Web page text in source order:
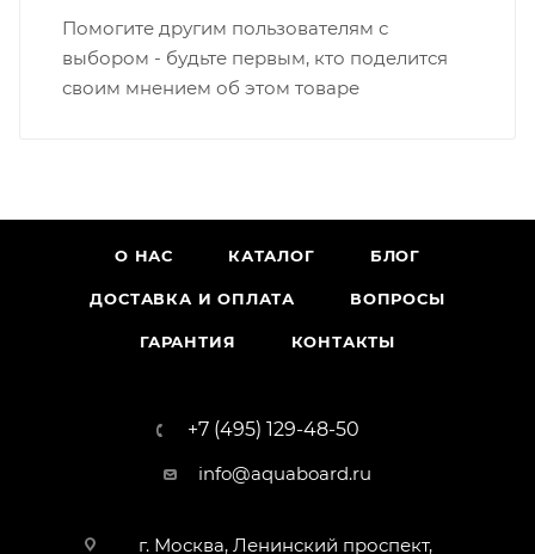
Помогите другим пользователям с
выбором - будьте первым, кто поделится
своим мнением об этом товаре
О НАС КАТАЛОГ БЛОГ
ДОСТАВКА И ОПЛАТА ВОПРОСЫ
ГАРАНТИЯ КОНТАКТЫ
+7 (495) 129-48-50
info@aquaboard.ru
г. Москва, Ленинский проспект,